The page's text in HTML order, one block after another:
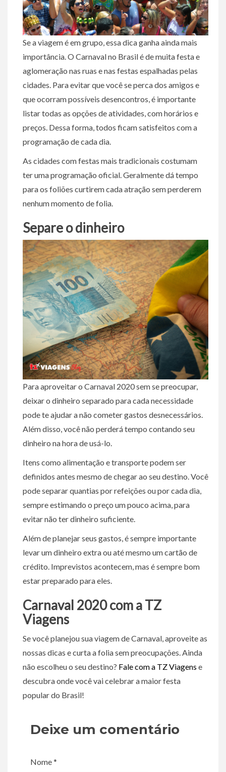
Se a viagem é em grupo, essa dica ganha ainda mais
importância. O Carnaval no Brasil é de muita festa e
aglomeração nas ruas e nas festas espalhadas pelas
cidades. Para evitar que você se perca dos amigos e
que ocorram possíveis desencontros, é importante
listar todas as opções de atividades, com horários e
preços. Dessa forma, todos ficam satisfeitos com a
programação de cada dia.
As cidades com festas mais tradicionais costumam
ter uma programação oficial. Geralmente dá tempo
para os foliões curtirem cada atração sem perderem
nenhum momento de folia.
Separe o dinheiro
Para aproveitar o Carnaval 2020 sem se preocupar,
deixar o dinheiro separado para cada necessidade
pode te ajudar a não cometer gastos desnecessários.
Além disso, você não perderá tempo contando seu
dinheiro na hora de usá-lo.
Itens como alimentação e transporte podem ser
definidos antes mesmo de chegar ao seu destino. Você
pode separar quantias por refeições ou por cada dia,
sempre estimando o preço um pouco acima, para
evitar não ter dinheiro suficiente.
Além de planejar seus gastos, é sempre importante
levar um dinheiro extra ou até mesmo um cartão de
crédito. Imprevistos acontecem, mas é sempre bom
estar preparado para eles.
Carnaval 2020 com a TZ
Viagens
Se você planejou sua viagem de Carnaval, aproveite as
nossas dicas e curta a folia sem preocupações. Ainda
não escolheu o seu destino? Fale com a TZ Viagens e
descubra onde você vai celebrar a maior festa
popular do Brasil!
Deixe um comentário
Nome *